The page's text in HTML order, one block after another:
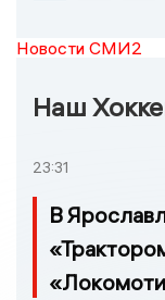
Новости СМИ2
Наш
23:31
В